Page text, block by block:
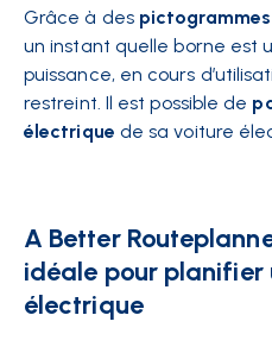
Grâce à des
un instant quelle borne est
puissance, en cours
restreint. Il est possible de
électrique de sa voiture
A Better
idéale pour planifier
électrique